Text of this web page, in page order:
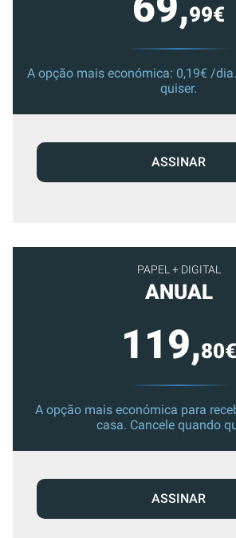
PAPEL + DIGITAL
ANUAL
119,80€
A opção mais económica para
casa. Cancele quando
ASSINAR
99€
A opção mais económica: 0,19€ /
quiser.
ASSINAR